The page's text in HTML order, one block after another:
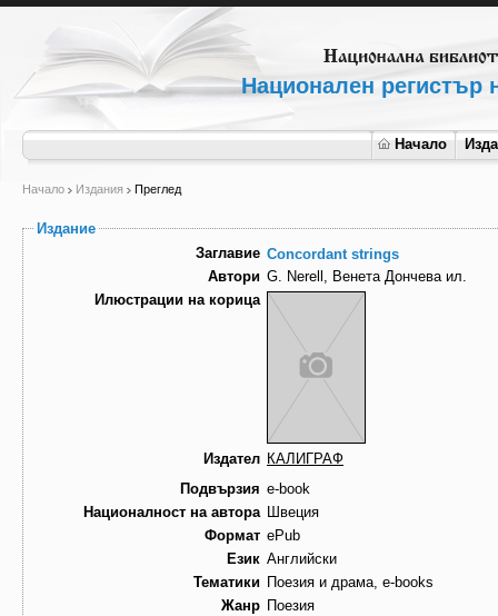
Национален регистър
Начало
Начало Издания Преглед
Издание
Заглавие Concordant strings
Автори G. Nerell, Венета Дончева ил.
Илюстрации на корица
Издател КАЛИГРАФ
Подвързия e-book
Националност на автора Швеция
Формат ePub
Език Английски
Тематики Поезия и драма, e-books
Жанр Поезия